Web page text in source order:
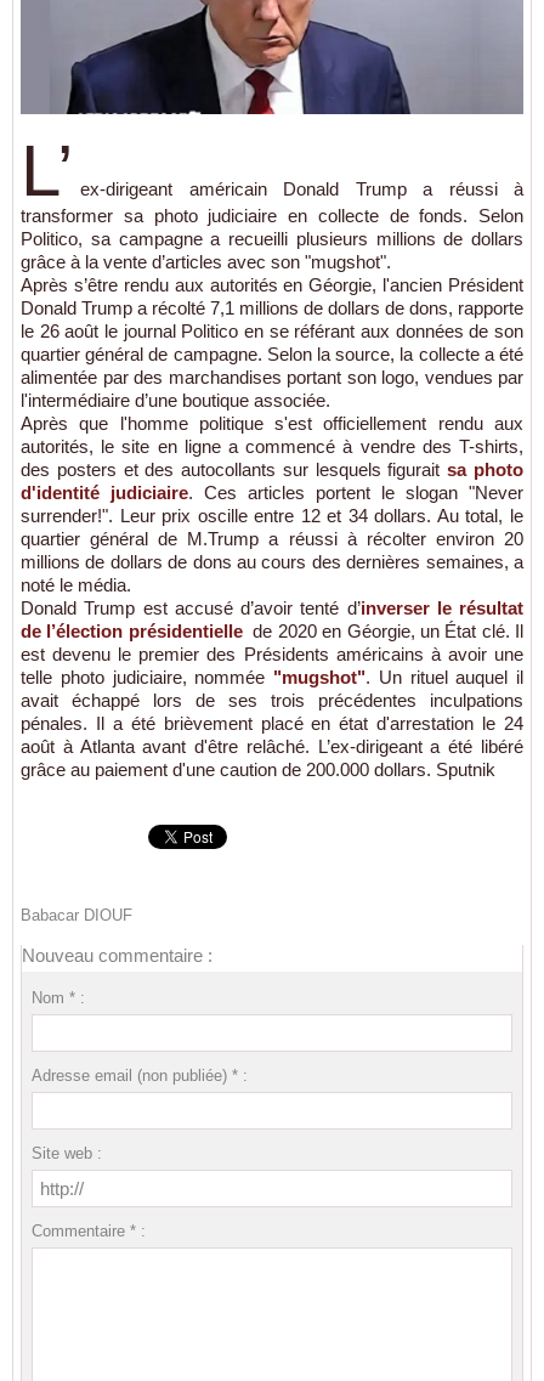
L’ ex-dirigeant américain Donald Trump a réussi à
transformer sa photo judiciaire en collecte de fonds. Selon
Politico, sa campagne a recueilli plusieurs millions de dollars
grâce à la vente d’articles avec son "mugshot".
Après s’être rendu aux autorités en Géorgie, l'ancien Président
Donald Trump a récolté 7,1 millions de dollars de dons, rapporte
le 26 août le journal Politico en se référant aux données de son
quartier général de campagne. Selon la source, la collecte a été
alimentée par des marchandises portant son logo, vendues par
l'intermédiaire d’une boutique associée.
Après que l'homme politique s'est officiellement rendu aux
autorités, le site en ligne a commencé à vendre des T-shirts,
des posters et des autocollants sur lesquels figuraitsa photo
d'identité judiciaire. Ces articles portent le slogan "Never
surrender!". Leur prix oscille entre 12 et 34 dollars. Au total, le
quartier général de M.Trump a réussi à récolter environ 20
millions de dollars de dons au cours des dernières semaines, a
noté le média.
Donald Trump est accusé d’avoir tenté d’inverser le résultat
de l’élection présidentiellede 2020 en Géorgie, un État clé. Il
est devenu le premier des Présidents américains à avoir une
telle photo judiciaire, nommée "mugshot". Un rituel auquel il
avait échappé lors de ses trois précédentes inculpations
pénales. Il a été brièvement placé en état d'arrestation le 24
août à Atlanta avant d'être relâché. L’ex-dirigeant a été libéré
grâce au paiement d'une caution de 200.000 dollars. Sputnik
Babacar DIOUF
Nouveau commentaire :
Nom * :
Adresse email (non publiée) * :
Site web :
Commentaire * :